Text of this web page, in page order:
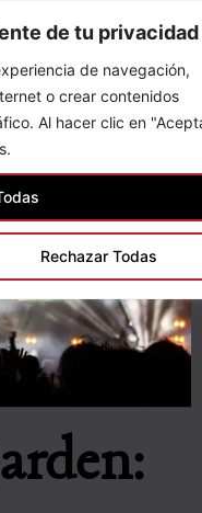
de tu privacidad
de navegación,
o crear contenidos
Al hacer clic en
Rechazar Todas
Amado y odiado a